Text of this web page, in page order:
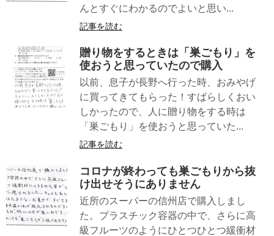
んとすぐにわかるのでよいと思い...
記事を読む
贈り物をするときは「巣ごもり」を
使おうと思っていたので購入
以前、息子が長野へ行った時、おみやげ
に買ってきてもらった！すばらしくおい
しかったので、人に贈り物をする時は
「巣ごもり」を使おうと思っていた...
記事を読む
コロナが終わっても巣ごもりから抜
け出せそうにありません
近所のスーパーの信州店で購入しまし
た。プラスチック容器の中で、さらに高
級フルーツのようにひとつひとつ緩衝材